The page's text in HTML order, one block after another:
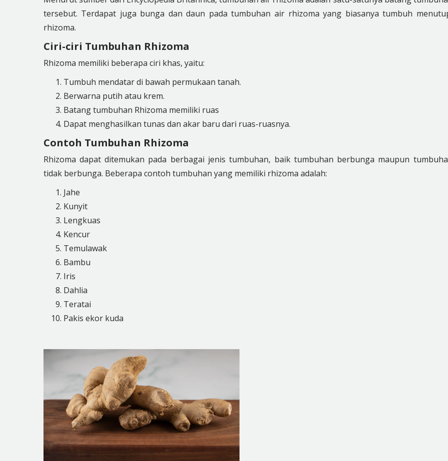
tersebut. Terdapat juga bunga dan daun pada tumbuhan air rhizoma yang biasanya tumbuh
rhizoma.
Ciri-ciri Tumbuhan Rhizoma
Rhizoma memiliki beberapa ciri khas, yaitu:
Tumbuh mendatar di bawah permukaan tanah.
Berwarna putih atau krem.
Batang tumbuhan Rhizoma memiliki ruas
Dapat menghasilkan tunas dan akar baru dari ruas-ruasnya.
Contoh Tumbuhan Rhizoma
Rhizoma dapat ditemukan pada berbagai jenis tumbuhan, baik tumbuhan berbunga maupun
tidak berbunga. Beberapa contoh tumbuhan yang memiliki rhizoma adalah:
Jahe
Kunyit
Lengkuas
Kencur
Temulawak
Bambu
Iris
Dahlia
Teratai
Pakis ekor kuda